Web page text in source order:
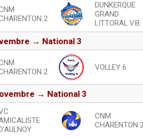
2
DUNKERQUE
GRAND
LITTORAL V.B.
→ National 3
2
VOLLEY 6
→ National 3
CNM
CHARENTON